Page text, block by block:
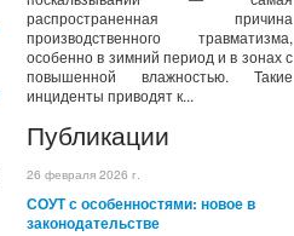
распространенная причина
производственного травматизма,
особенно в зимний период и в зонах с
повышенной влажностью. Такие
инциденты приводят к...
Публикации
26 февраля 2026 г.
СОУТ с особенностями: новое в
законодательстве